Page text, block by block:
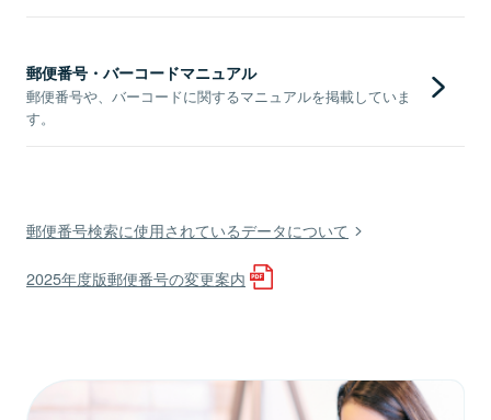
郵便番号・バーコードマニュアル
郵便番号や、バーコードに関するマニュアルを掲載していま
す。
郵便番号検索に使用されているデータについて
2025年度版郵便番号の変更案内